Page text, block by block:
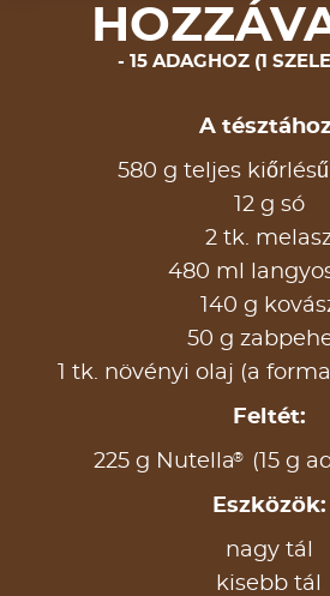
15 ADAGHOZ (1
A
580 g teljes
12 g só
2 tk.
480 ml
140 g
50 g
1 tk. növényi olaj (a
Feltét:
225 g Nutella® (15 g
Eszközök:
nagy tál
kisebb tál